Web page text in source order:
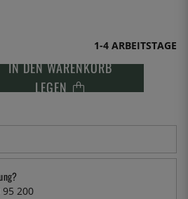
1-4 ARBEITSTAGE
IN DEN WARENKORB
LEGEN
95 200